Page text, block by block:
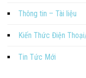
Thông tin – Tài liệu
Kiến Thức Điện
Tin Tức Mới